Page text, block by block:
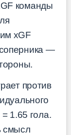
команды
xGF
—
против
1.65 гола.
смысл